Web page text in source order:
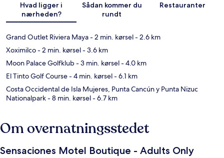
Hvad ligger i
nærheden?
Sådan kommer du
rundt
Restauranter
Grand Outlet Riviera Maya- 2 min. kørsel- 2.6 km
Xoximilco- 2 min. kørsel- 3.6 km
Moon Palace Golfklub- 3 min. kørsel- 4.0 km
El Tinto Golf Course- 4 min. kørsel- 6.1 km
Costa Occidental de Isla Mujeres, Punta Cancún y Punta Nizuc
Nationalpark- 8 min. kørsel- 6.7 km
Om overnatningsstedet
Sensaciones Motel Boutique - Adults Only